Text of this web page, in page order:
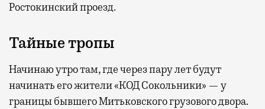
Ростокинский проезд.
Тайные тропы
Начинаю утро там, где через пару лет будут
начинать его жители «КОД Сокольники» — у
границы бывшего Митьковского грузового двора.